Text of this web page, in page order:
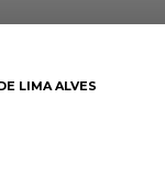
LIMA ALVES